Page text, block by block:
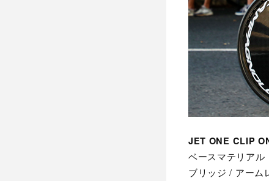
JET ONE CLIP
ベースマテリアル
ブリッジ / アーム